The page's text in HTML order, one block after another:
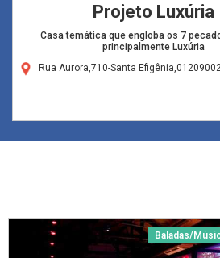
Projeto Luxúria
Casa temática que engloba os 7
principalmente Luxúria
Rua Aurora,710-Santa
Baladas/